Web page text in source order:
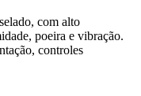
com alto
poeira e vibração.
controles